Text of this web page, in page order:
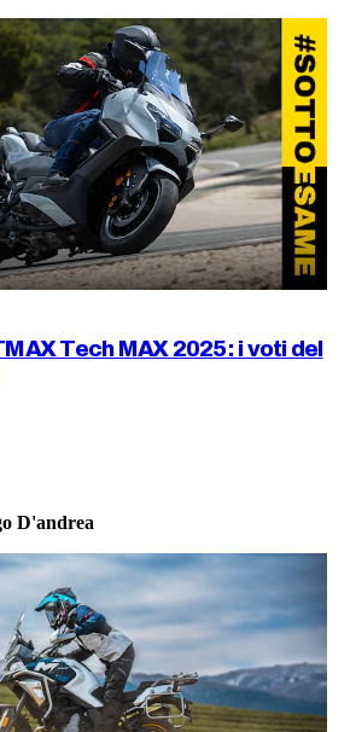
Tech MAX 2025: i voti del
D'andrea